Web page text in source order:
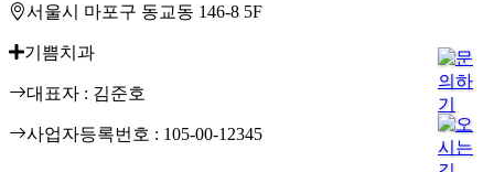
서울시 마포구 동교동 146-8 5F
기쁨치과
대표자 : 김준호
사업자등록번호 : 105-00-12345